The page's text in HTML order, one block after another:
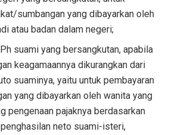
sumbangan yang dibayarkan oleh
atau badan dalam negeri;
suami yang bersangkutan, apabila
keagamaannya dikurangkan dari
suaminya, yaitu untuk pembayaran
yang dibayarkan oleh wanita yang
pengenaan pajaknya berdasarkan
neto suami-isteri,